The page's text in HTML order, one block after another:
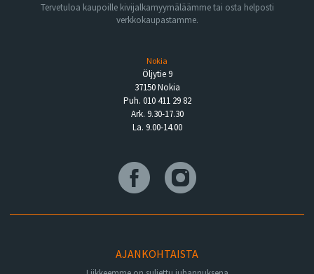
Tervetuloa kaupoille kivijalkamyymäläämme tai osta helposti
verkkokaupastamme.
Nokia
Öljytie 9
37150 Nokia
Puh. 010 411 29 82
Ark. 9.30-17.30
La. 9.00-14.00
AJANKOHTAISTA